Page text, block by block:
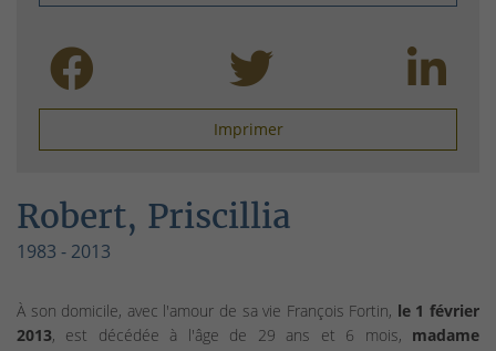
Imprimer
Robert, Priscillia
1983 - 2013
À son domicile, avec l'amour de sa vie François Fortin, le 1 février
2013, est décédée à l'âge de 29 ans et 6 mois, madame